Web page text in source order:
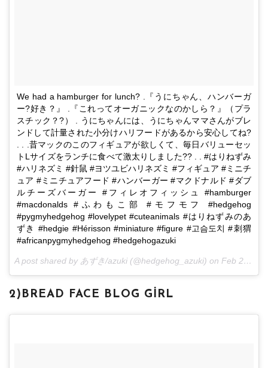
We had a hamburger for lunch? .『うにちゃん、ハンバーガ
ー?好き？』 .『これってオーガニックなのかしら？』（プラ
スチック？?） . うにちゃんには、うにちゃんママさんがブレ
ンドして計量された小分けハリフードがあるから安心してね?
. . .昔マックのこのフィギュアが欲しくて、毎日バリューセッ
トLサイズをランチに食べて激太りしました?? . . #はりねずみ
#ハリネズミ #針鼠 #ヨツユビハリネズミ #フィギュア #ミニチ
ュア #ミニチュアフード #ハンバーガー #マクドナルド #ダブ
ルチーズバーガー #フィレオフィッシュ #hamburger
#macdonalds #ふわもこ部 #モフモフ #hedgehog
#pygmyhedgehog #lovelypet #cuteanimals #はりねずみのあ
ずき #hedgie #Hérisson #miniature #figure #고슴도치 #刺猬
#africanpygmyhedgehog #hedgehogazuki
A post shared by あずき/azuki (@hedgehog_azuki) on Feb 28, 2017 at 3:03pm PST
2)BREAD FACE BLOG GIRL